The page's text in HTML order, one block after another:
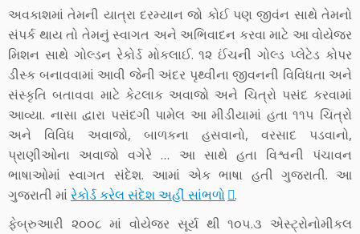
અવકાશમાં તેમની યાત્રા દરમ્યાન જો કોઈ પણ જીવંન સાથે તેમનો
સંપર્ક થાય તો તેમનું સ્વાગત અને અભિવાદન કરવા માટે આ વોયેજર
મિશન સાથે ગોલ્ડન રેકોર્ડ મોકલાઈ. ૧૨ ઈંચની ગોલ્ડ પ્લેટેડ કોપર
ડીસ્ક બનાવવામાં આવી જેની અંદર પૃથ્વીના જીવનની વિવિધતા અને
સંસ્કૃતિ બતાવવા માટે કેટલાક અવાજો અને ચિત્રો પસંદ કરવામાં
આવ્યા. નાસા દ્વારા પસંદગી પામેલ આ મીડીયામાં હતા ૧૧૫ ચિત્રો
અને વિવિધ અવાજો, બાળકના હસવાનો, વરસાદ પડવાનો,
પ્રાણીઓના અવાજો વગેરે … આ સાથે હતા વિશ્વની પંચાવન
ભાષાઓમાં સ્વાગત સંદેશ. આમાં એક ભાષા હતી ગુજરાતી. આ
ગુજરાતી માં રેકોર્ડ કરેલ સંદેશ અહીં સાંભળો .
ફેબ્રુઆરી ૨૦૦૮ માં વોયેજર સૂર્ય થી ૧૦૫.૩ એસ્ટ્રોનોમીકલ